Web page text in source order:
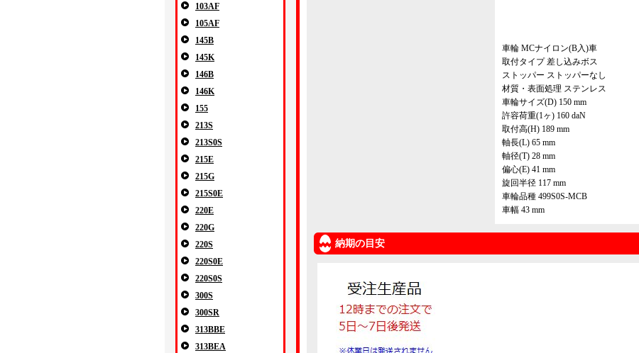
103AF
105AF
145B
145K
146B
146K
155
213S
213S0S
215E
215G
215S0E
220E
220G
220S
220S0E
220S0S
300S
300SR
313BBE
313BEA
車輪 MCナイロン(B入)車
取付タイプ 差し込みボス
ストッパー ストッパーなし
材質・表面処理 ステンレス
車輪サイズ(D) 150 mm
許容荷重(1ヶ) 160 daN
取付高(H) 189 mm
軸長(L) 65 mm
軸径(T) 28 mm
偏心(E) 41 mm
旋回半径 117 mm
車輪品種 499S0S-MCB
車幅 43 mm
納期の目安